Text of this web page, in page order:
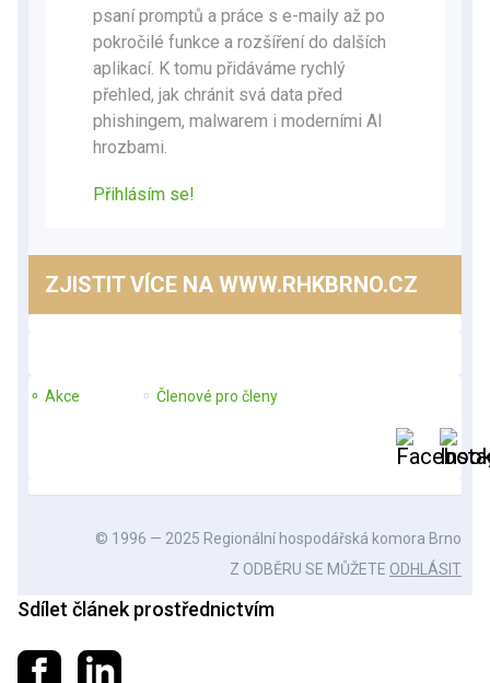
psaní promptů a práce s e-maily až po
pokročilé funkce a rozšíření do dalších
aplikací. K tomu přidáváme rychlý
přehled, jak chránit svá data před
phishingem, malwarem i moderními AI
hrozbami.
Přihlásím se!
ZJISTIT VÍCE NA WWW.RHKBRNO.CZ
⚬ Akce ⚬ Členové pro členy
© 1996 — 2025 Regionální hospodářská komora Brno
Z ODBĚRU SE MŮŽETE ODHLÁSIT
Sdílet článek prostřednictvím
Sdílet na Facebooku
Sdílet na LinkedIn